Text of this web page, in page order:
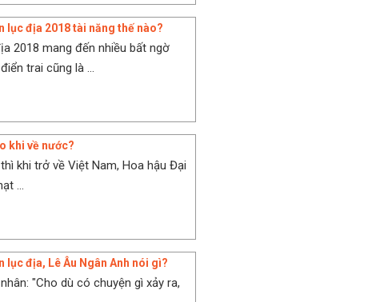
lục địa 2018 tài năng thế nào?
2018 mang đến nhiều bất ngờ
trai cũng là ...
khi về nước?
khi trở về Việt Nam, Hoa hậu Đại
...
địa, Lê Âu Ngân Anh nói gì?
"Cho dù có chuyện gì xảy ra,